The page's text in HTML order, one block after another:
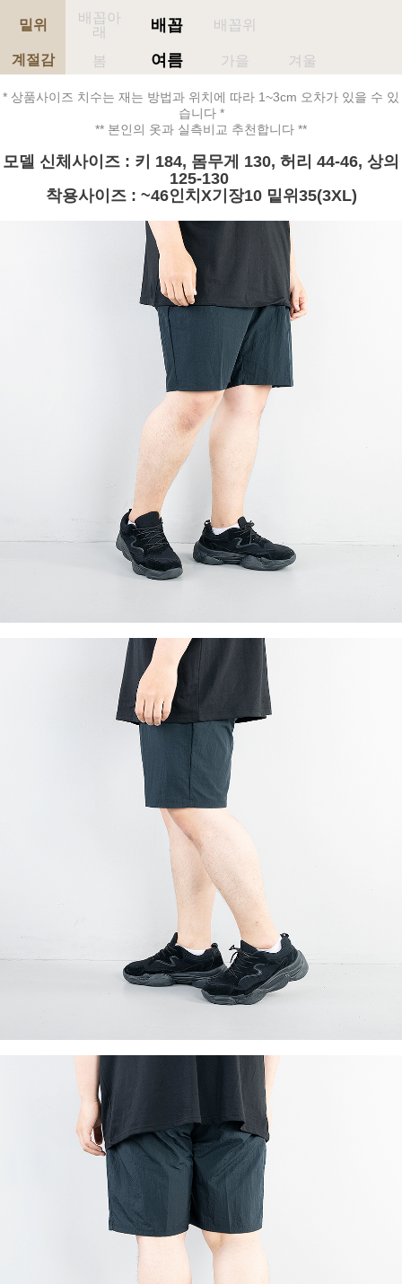
이코 라이프 하
밑위
배꼽아
래
배꼽 배꼽위
계절감 봄 여름 가을 겨울
* 상품사이즈 치수는 재는 방법과 위치에 따라 1~3cm 오차가 있을 수 있
습니다 *
** 본인의 옷과 실측비교 추천합니다 **
모델 신체사이즈 : 키 184, 몸무게 130, 허리 44-46, 상의
125-130
착용사이즈 : ~46인치X기장10 밑위35(3XL)